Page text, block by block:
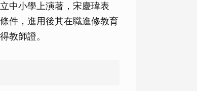
中小學上演著，宋慶瑋表
件，進用後其在職進修教育
教師證。